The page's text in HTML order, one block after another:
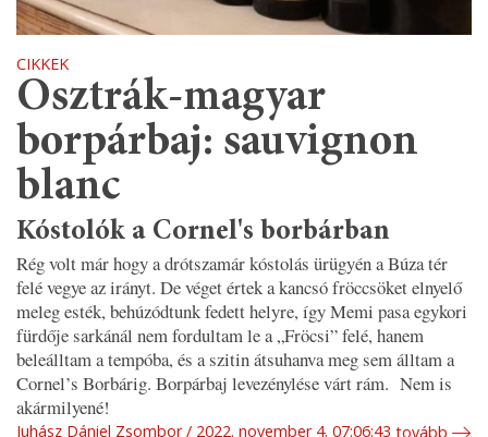
CIKKEK
Osztrák-magyar
borpárbaj: sauvignon
blanc
Kóstolók a Cornel's borbárban
Rég volt már hogy a drótszamár kóstolás ürügyén a Búza tér
felé vegye az irányt. De véget értek a kancsó fröccsöket elnyelő
meleg esték, behúzódtunk fedett helyre, így Memi pasa egykori
fürdője sarkánál nem fordultam le a „Fröcsi” felé, hanem
beleálltam a tempóba, és a szitin átsuhanva meg sem álltam a
Cornel’s Borbárig. Borpárbaj levezénylése várt rám. Nem is
akármilyené!
Juhász Dániel Zsombor 2022. november 4. 07:06:43 tovább